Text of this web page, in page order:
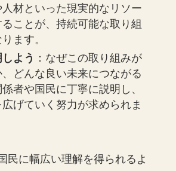
人材といった現実的なリソー
ことが、持続可能な取り組
ます。
よう ：なぜこの取り組みが
どんな良い未来につながる
者や国民に丁寧に説明し、
げていく努力が求められま
民に幅広い理解を得られるよ